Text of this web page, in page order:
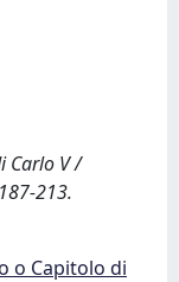
Carlo V /
213.
o Capitolo di